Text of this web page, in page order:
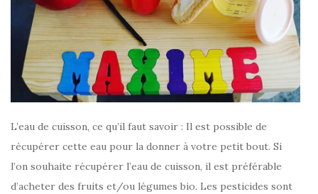
L’eau de cuisson, ce qu’il faut savoir : Il est possible de
récupérer cette eau pour la donner à votre petit bout. Si
l’on souhaite récupérer l’eau de cuisson, il est préférable
d’acheter des fruits et/ou légumes bio. Les pesticides sont